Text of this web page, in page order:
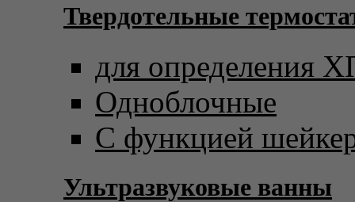
Твердотельные
для определения
Одноблочные
С функцией
Ультразвуковые ванны